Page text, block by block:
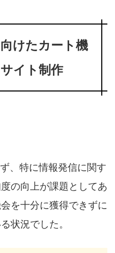
けたカート機
イト制作
、特に情報発信に関す
の向上が課題としてあ
を十分に獲得できずに
状況でした。